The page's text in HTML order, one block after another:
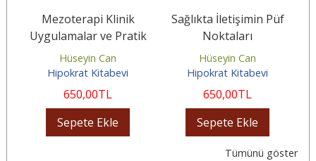
Mezoterapi Klinik
Uygulamalar ve Pratik
Yöntemler
Hüseyin Can
Hipokrat Kitabevi
650,00TL
Sepete Ekle
Sağlıkta İletişimin Püf
Noktaları
Hüseyin Can
Hipokrat Kitabevi
650,00TL
Sepete Ekle
Tümünü göster